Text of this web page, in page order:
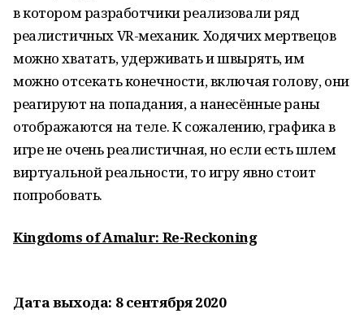
в котором разработчики реализовали ряд
реалистичных VR-механик. Ходячих мертвецов
можно хватать, удерживать и швырять, им
можно отсекать конечности, включая голову, они
реагируют на попадания, а нанесённые раны
отображаются на теле. К сожалению, графика в
игре не очень реалистичная, но если есть шлем
виртуальной реальности, то игру явно стоит
попробовать.
Kingdoms of Amalur: Re-Reckoning
Дата выхода: 8 сентября 2020